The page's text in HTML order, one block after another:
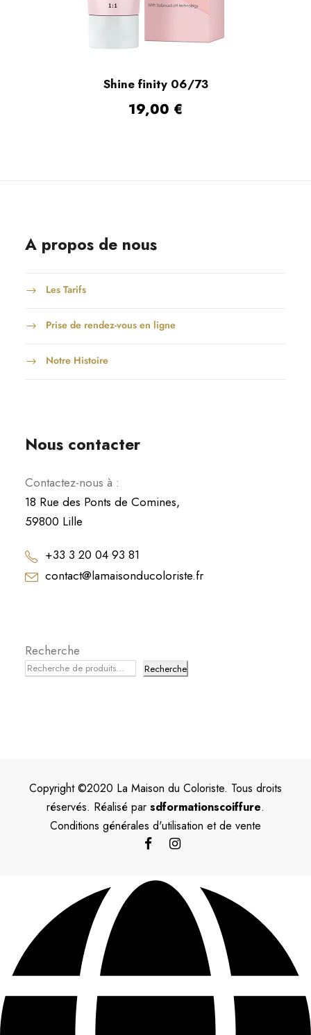
Shine finity 06/73
19,00 €
A propos de nous
Les Tarifs
Prise de rendez-vous en ligne
Notre Histoire
Nous contacter
Contactez-nous à :
18 Rue des Ponts de Comines,
59800 Lille
+33 3 20 04 93 81
contact@lamaisonducoloriste.fr
Recherche
Recherche
Copyright ©2020 La Maison du Coloriste. Tous droits
réservés. Réalisé par sdformationscoiffure.
Conditions générales d'utilisation et de vente